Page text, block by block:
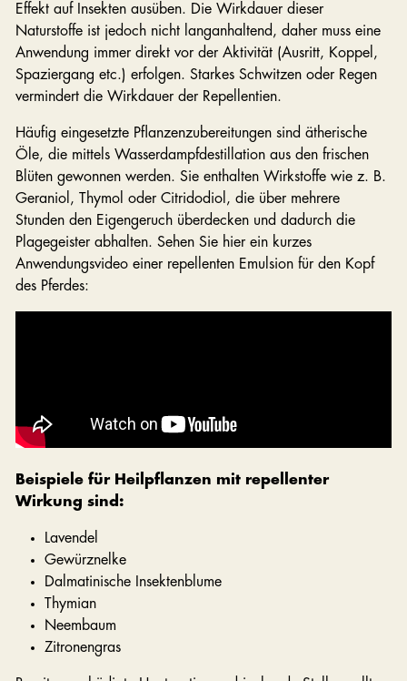
Effekt auf Insekten ausüben. Die Wirkdauer dieser
Naturstoffe ist jedoch nicht langanhaltend, daher muss eine
Anwendung immer direkt vor der Aktivität (Ausritt, Koppel,
Spaziergang etc.) erfolgen. Starkes Schwitzen oder Regen
vermindert die Wirkdauer der Repellentien.
Häufig eingesetzte Pflanzenzubereitungen sind ätherische
Öle, die mittels Wasserdampfdestillation aus den frischen
Blüten gewonnen werden. Sie enthalten Wirkstoffe wie z. B.
Geraniol, Thymol oder Citridodiol, die über mehrere
Stunden den Eigengeruch überdecken und dadurch die
Plagegeister abhalten. Sehen Sie hier ein kurzes
Anwendungsvideo einer repellenten Emulsion für den Kopf
des Pferdes:
Beispiele für Heilpflanzen mit repellenter
Wirkung sind:
Lavendel
Gewürznelke
Dalmatinische Insektenblume
Thymian
Neembaum
Zitronengras